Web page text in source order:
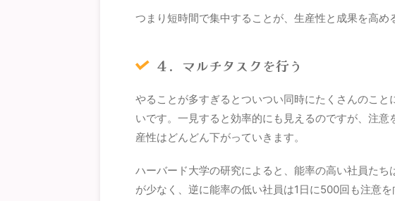
つまり短時間で集中することが、生産性と成果を高め
４．マルチタスクを行う
やることが多すぎるとついつい同時にたくさんのこ
いです。一見すると効率的にも見えるのですが、注
産性はどんどん下がっていきます。
ハーバード大学の研究によると、能率の高い社員た
が少なく、逆に能率の低い社員は1日に500回も注意